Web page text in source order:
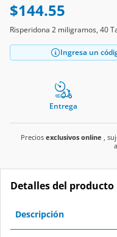
$144.55
Risperidona 2 miligramos, 40
Ingresa un
Entrega
Precios exclusivos online ,
Detalles del producto
Descripción